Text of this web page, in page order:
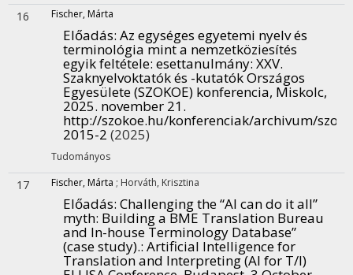
16 Fischer, Márta
Előadás: Az egységes egyetemi nyelv és
terminológia mint a nemzetköziesítés
egyik feltétele: esettanulmány: XXV.
Szaknyelvoktatók és -kutatók Országos
Egyesülete (SZOKOE) konferencia, Miskolc,
2025. november 21.
http://szokoe.hu/konferenciak/archivum/
2015-2 (2025)
Tudományos
17 Fischer, Márta ; Horváth, Krisztina
Előadás: Challenging the “AI can do it all”
myth: Building a BME Translation Bureau
and In-house Terminology Database”
(case study).: Artificial Intelligence for
Translation and Interpreting (AI for T/I)